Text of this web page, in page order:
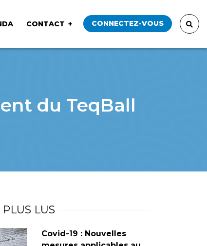
CONTACT CONNECTEZ-VOUS
du TeqBall
PLUS LUS
Covid-19 : Nouvelles